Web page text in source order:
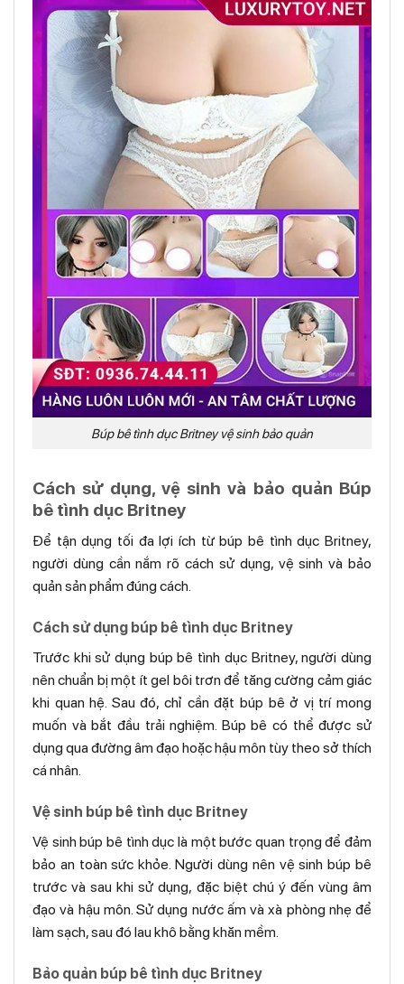
Búp bê tình dục Britney vệ sinh bảo quản
Cách sử dụng, vệ sinh và bảo quản Búp
bê tình dục Britney
Để tận dụng tối đa lợi ích từ búp bê tình dục Britney,
người dùng cần nắm rõ cách sử dụng, vệ sinh và bảo
quản sản phẩm đúng cách.
Cách sử dụng búp bê tình dục Britney
Trước khi sử dụng búp bê tình dục Britney, người dùng
nên chuẩn bị một ít gel bôi trơn để tăng cường cảm giác
khi quan hệ. Sau đó, chỉ cần đặt búp bê ở vị trí mong
muốn và bắt đầu trải nghiệm. Búp bê có thể được sử
dụng qua đường âm đạo hoặc hậu môn tùy theo sở thích
cá nhân.
Vệ sinh búp bê tình dục Britney
Vệ sinh búp bê tình dục là một bước quan trọng để đảm
bảo an toàn sức khỏe. Người dùng nên vệ sinh búp bê
trước và sau khi sử dụng, đặc biệt chú ý đến vùng âm
đạo và hậu môn. Sử dụng nước ấm và xà phòng nhẹ để
làm sạch, sau đó lau khô bằng khăn mềm.
Bảo quản búp bê tình dục Britney